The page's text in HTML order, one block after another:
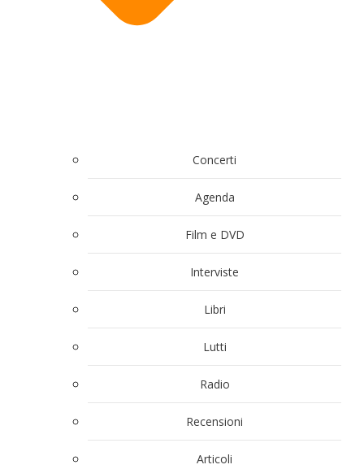
Concerti
Agenda
Film e DVD
Interviste
Libri
Lutti
Radio
Recensioni
Articoli